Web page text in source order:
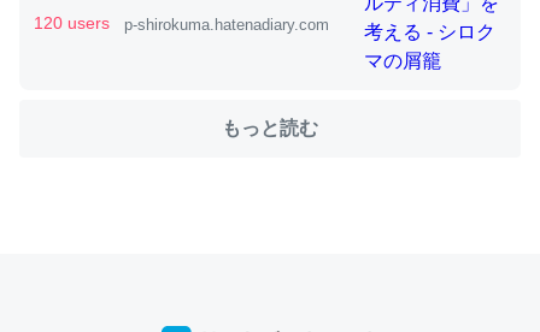
ちぼちRingも置こうかと画策中。あと、Googleマップで
位置情報を共有してる。電池残量や充電中かが分かるので
コミュニケーションが劇的に変化した｜tayorini by LIFULL介護
120 users p-shirokuma.hatenadiary.com
もっと読む